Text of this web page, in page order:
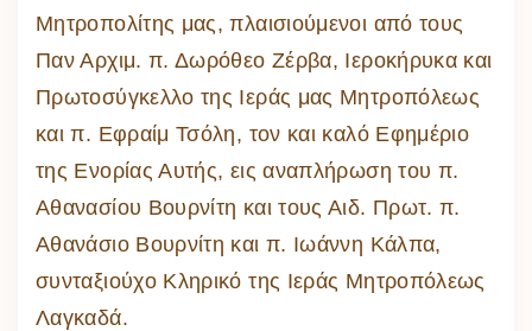
Μητροπολίτης μας, πλαισιούμενοι από τους
Παν Αρχιμ. π. Δωρόθεο Ζέρβα, Ιεροκήρυκα και
Πρωτοσύγκελλο της Ιεράς μας Μητροπόλεως
και π. Εφραίμ Τσόλη, τον και καλό Εφημέριο
της Ενορίας Αυτής, εις αναπλήρωση του π.
Αθανασίου Βουρνίτη και τους Αιδ. Πρωτ. π.
Αθανάσιο Βουρνίτη και π. Ιωάννη Κάλπα,
συνταξιούχο Κληρικό της Ιεράς Μητροπόλεως
Λαγκαδά.